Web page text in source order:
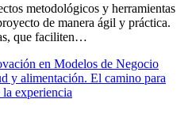
metodológicos y herramientas
de manera ágil y práctica.
que faciliten…
en Modelos de Negocio